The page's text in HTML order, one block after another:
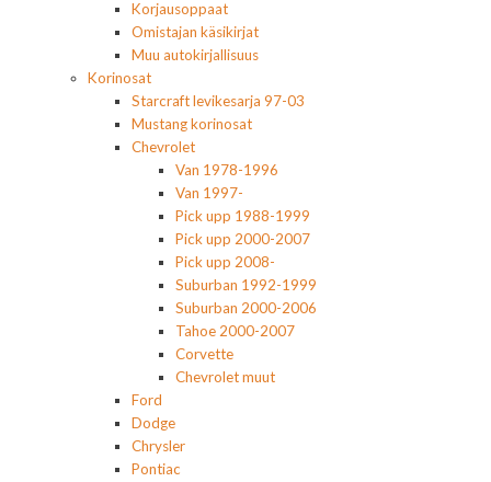
Korjausoppaat
Omistajan käsikirjat
Muu autokirjallisuus
Korinosat
Starcraft levikesarja 97-03
Mustang korinosat
Chevrolet
Van 1978-1996
Van 1997-
Pick upp 1988-1999
Pick upp 2000-2007
Pick upp 2008-
Suburban 1992-1999
Suburban 2000-2006
Tahoe 2000-2007
Corvette
Chevrolet muut
Ford
Dodge
Chrysler
Pontiac